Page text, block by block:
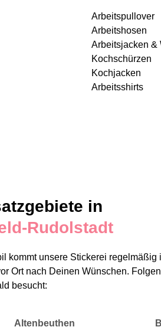
Arbeitspullover
Arbeitshosen
Arbeitsjacken &
Kochschürzen
Kochjacken
Arbeitsshirts
in
Rudolstadt
kommt unsere Stickerei regelmäßig
Ort nach Deinen Wünschen.
besucht:
Altenbeuthen